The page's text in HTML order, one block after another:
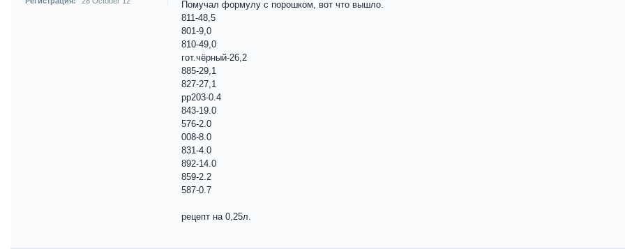
Помучал формулу с порошком, вот что вышло.
811-48,5
801-9,0
810-49,0
гот.чёрный-26,2
885-29,1
827-27,1
pp203-0.4
843-19.0
576-2.0
008-8.0
831-4.0
892-14.0
859-2.2
587-0.7
рецепт на 0,25л.